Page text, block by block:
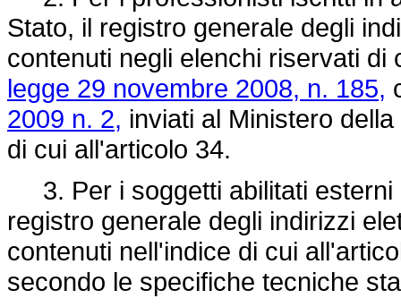
Stato, il registro generale degli
contenuti negli elenchi riservati
legge 29 novembre 2008, n. 185,
2009 n. 2, inviati al Ministero
di cui all'articolo 34.
3. Per i soggetti abilitati esterni
registro generale degli indirizzi
contenuti nell'indice di cui
secondo le specifiche tecniche